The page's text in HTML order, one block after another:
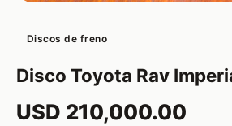
Discos de freno
Disco Toyota Rav
USD 210,000.00